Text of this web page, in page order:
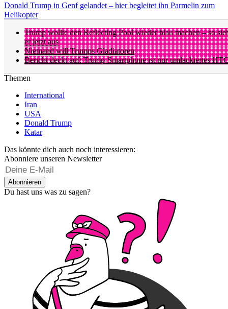
Donald Trump in Genf gelandet – hier begleitet ihn Parmelin zum
Helikopter
Trump wollte den Reflecting Pool wieder blau machen – so
er jetzt aus
Niemand will Trumps Gladiatoren
Bericht deckt auf: Trump-Smartphone ist nur umlackiertes
Themen
International
Iran
USA
Donald Trump
Katar
Das könnte dich auch noch interessieren:
Abonniere unseren Newsletter
Abonnieren
Du hast uns was zu sagen?